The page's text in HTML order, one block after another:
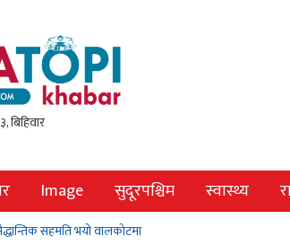
Image सुदूरपश्चिम स्वास्थ्य
सहमति भयो वालकोटमा